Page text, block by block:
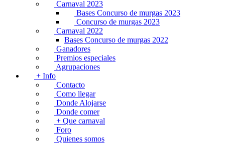
Carnaval 2023
Bases Concurso de murgas 2023
Concurso de murgas 2023
Carnaval 2022
Bases Concurso de murgas 2022
Ganadores
Premios especiales
Agrupaciones
+ Info
Contacto
Como llegar
Donde Alojarse
Donde comer
+ Que carnaval
Foro
Quienes somos